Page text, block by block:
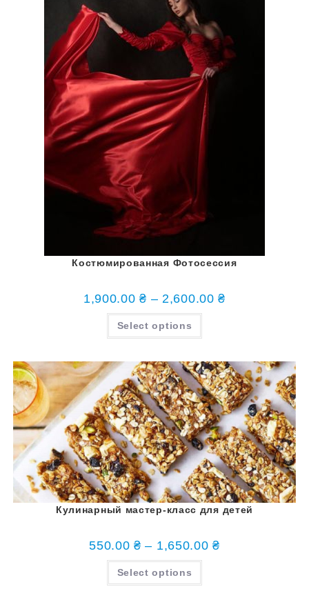
Костюмированная Фотосессия
1,900.00₴ –2,600.00₴
Select options
Кулинарный мастер-класс для детей
550.00₴ – 1,650.00₴
Select options